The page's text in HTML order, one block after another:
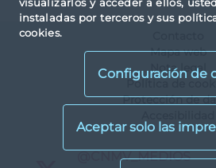
instaladas por terceros y sus
cookies.
Configuración de
Mapa web
Nota legal
Política de
Protección de
X@CNMV_MEDIOS